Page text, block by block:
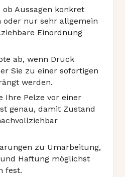
Aussagen konkret
oder nur sehr allgemein
Einordnung
ab, wenn Druck
Sie zu einer sofortigen
werden.
Ihre Pelze vor einer
genau, damit Zustand
zu Umarbeitung,
Haftung möglichst
fest.